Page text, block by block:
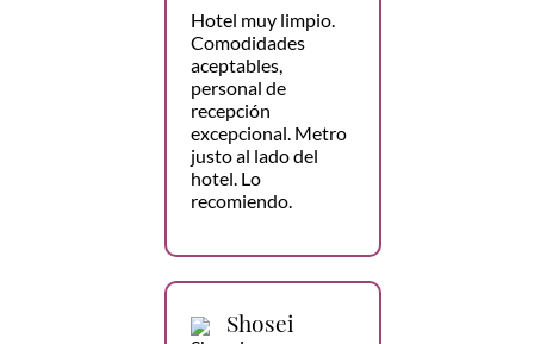
Hotel muy limpio.
Comodidades
aceptables,
personal de
recepción
excepcional. Metro
justo al lado del
hotel. Lo
recomiendo.
Shosei